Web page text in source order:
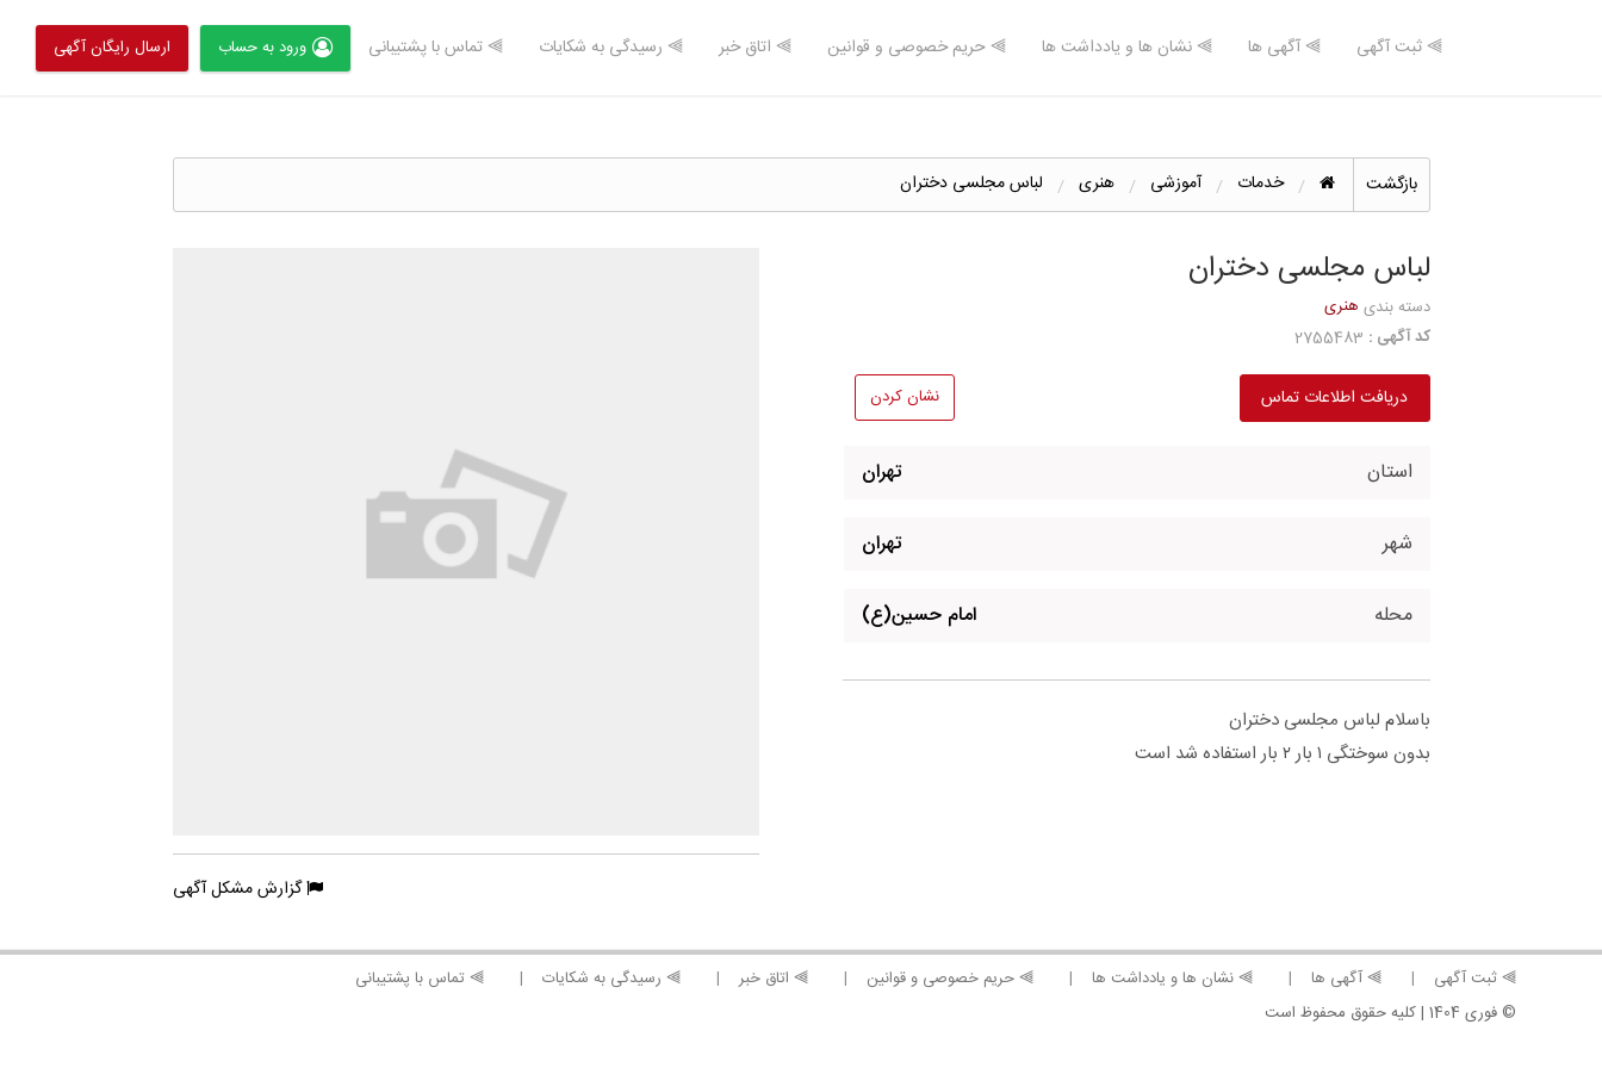
⫸ ثبت آگهی ⫸ آگهی ها ⫸ نشان ها و یادداشت ها ⫸ حریم خصوصی و قوانین ⫸ اتاق خبر ⫸ رسیدگی به شکایات ⫸ تماس با پشتیبانی ورود به حساب ارسال رایگان آگهی
بازگشت خدمات آموزشی هنری لباس مجلسی دختران
لباس مجلسی دختران
دسته بندی هنری
کد آگهی :
دریافت اطلاعات تماس نشان کردن
استان تهران
شهر تهران
محله امام حسین(ع)
باسلام لباس مجلسی دختران
بدون سوختگی ۱ بار ۲ بار استفاده شد است
گزارش مشکل آگهی
⫸ ثبت آگهی ⫸ آگهی ها ⫸ نشان ها و یادداشت ها ⫸ حریم خصوصی و قوانین ⫸ اتاق خبر ⫸ رسیدگی به شکایات
⫸ تماس با پشتیبانی
© فوری 1404 | کلیه حقوق محفوظ است